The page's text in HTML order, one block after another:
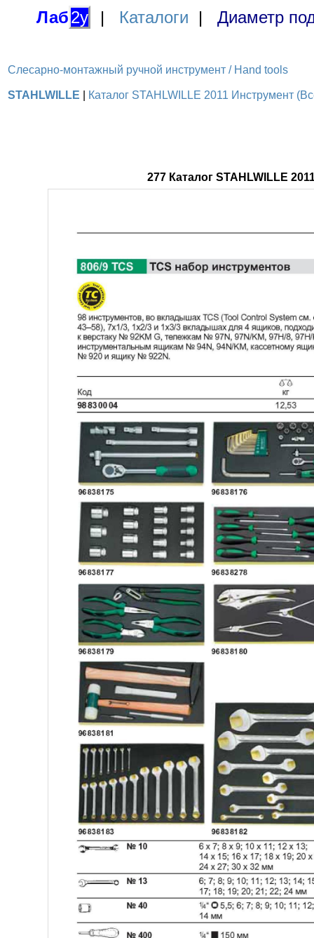
Лаб2у | Каталоги | Диаметр
Слесарно-монтажный ручной инструмент / Hand tools
STAHLWILLE Каталог STAHLWILLE 2011 Инструмент
277 Каталог STAHLWILLE